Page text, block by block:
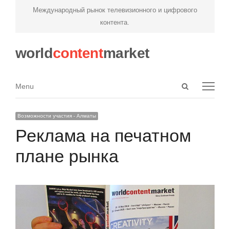
Международный рынок телевизионного и цифрового
контента.
worldcontentmarket
Open
Menu
Menu
Возможности участия - Алматы
Реклама на печатном
плане рынка